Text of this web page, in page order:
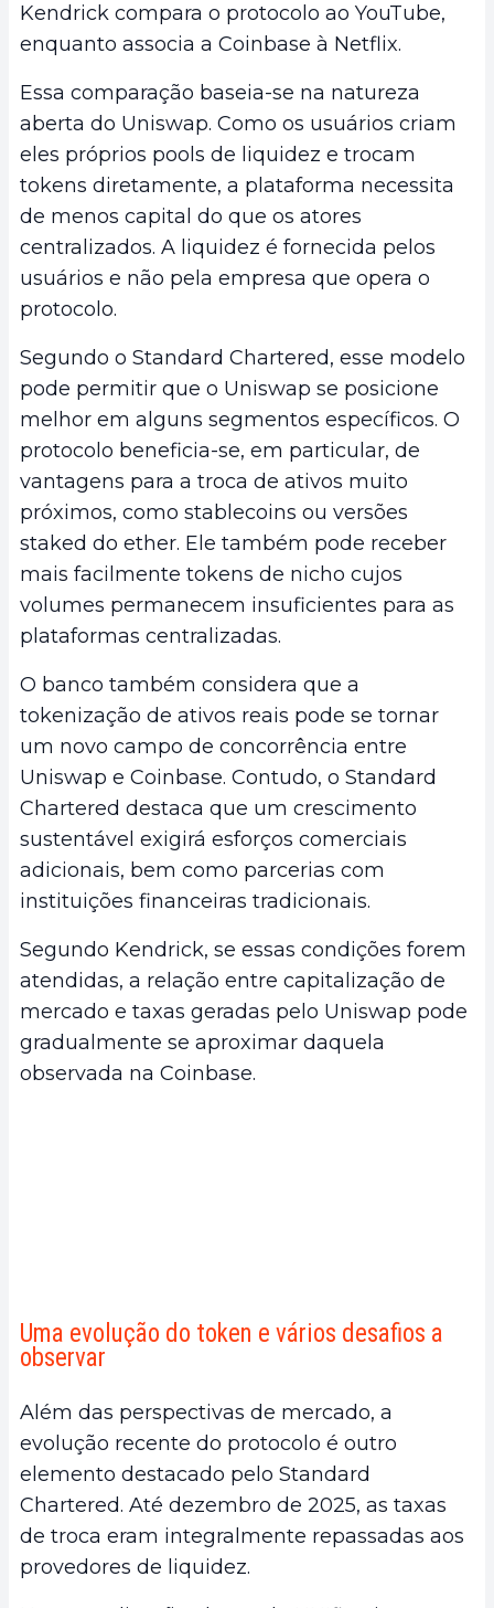
Kendrick compara o protocolo ao YouTube,
enquanto associa a Coinbase à Netflix.
Essa comparação baseia-se na natureza
aberta do Uniswap. Como os usuários criam
eles próprios pools de liquidez e trocam
tokens diretamente, a plataforma necessita
de menos capital do que os atores
centralizados. A liquidez é fornecida pelos
usuários e não pela empresa que opera o
protocolo.
Segundo o Standard Chartered, esse modelo
pode permitir que o Uniswap se posicione
melhor em alguns segmentos específicos. O
protocolo beneficia-se, em particular, de
vantagens para a troca de ativos muito
próximos, como stablecoins ou versões
staked do ether. Ele também pode receber
mais facilmente tokens de nicho cujos
volumes permanecem insuficientes para as
plataformas centralizadas.
O banco também considera que a
tokenização de ativos reais pode se tornar
um novo campo de concorrência entre
Uniswap e Coinbase. Contudo, o Standard
Chartered destaca que um crescimento
sustentável exigirá esforços comerciais
adicionais, bem como parcerias com
instituições financeiras tradicionais.
Segundo Kendrick, se essas condições forem
atendidas, a relação entre capitalização de
mercado e taxas geradas pelo Uniswap pode
gradualmente se aproximar daquela
observada na Coinbase.
Uma evolução do token e vários desafios a
observar
Além das perspectivas de mercado, a
evolução recente do protocolo é outro
elemento destacado pelo Standard
Chartered. Até dezembro de 2025, as taxas
de troca eram integralmente repassadas aos
provedores de liquidez.